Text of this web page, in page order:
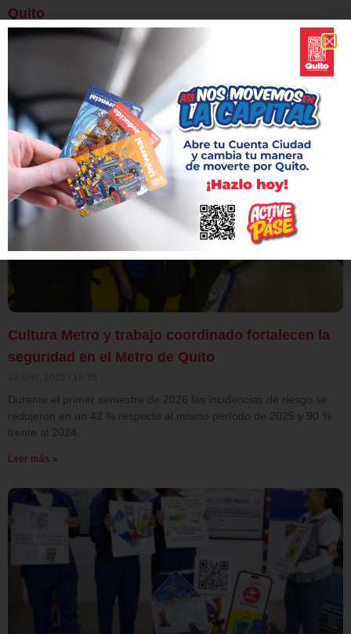
Quito
23 julio, 2026 10:54
Una delegación de ONU Mujeres El Salvador conoció las acciones
que hacen de Quito un referente regional en movilidad segura e
inclusiva.
Leer más »
Cultura Metro y trabajo coordinado fortalecen la
seguridad en el Metro de Quito
Durante el primer semestre de 2026 las incidencias de riesgo se
redujeron en un 42 % respecto al mismo período de 2025 y 90 %
frente al 2024.
Leer más »